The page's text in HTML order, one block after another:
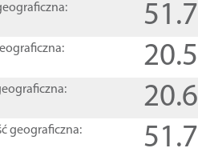
geograficzna: